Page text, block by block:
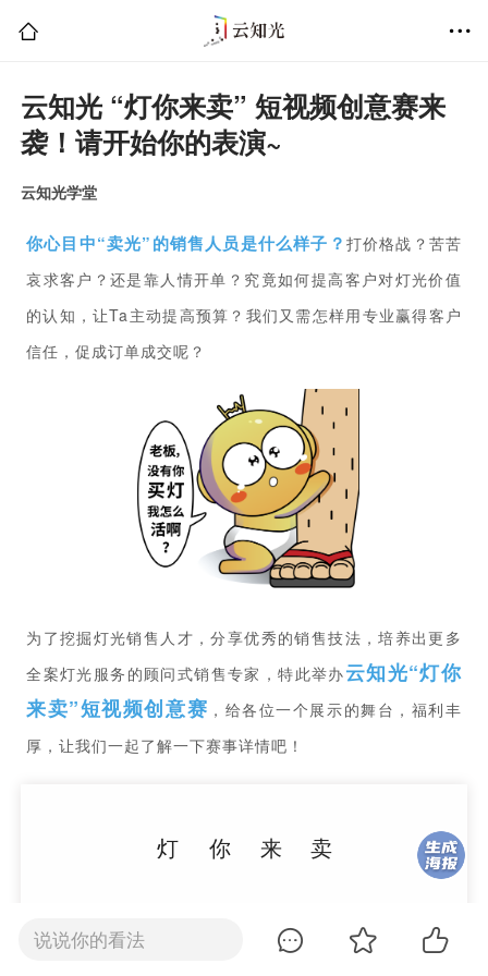
云知光 “灯你来卖” 短视频创意赛来
袭！请开始你的表演~
云知光学堂
你心目中“卖光”的销售人员是什么样子？ 打价格战？苦苦
哀求客户？还是靠人情开单？究竟如何提高客户对灯光价值
的认知，让Ta主动提高预算？我们又需怎样用专业赢得客户
信任，促成订单成交呢？
为了挖掘灯光销售人才，分享优秀的销售技法，培养出更多
全案灯光服务的顾问式销售专家，特此举办云知光“灯你
来卖”短视频创意赛 ，给各位一个展示的舞台，福利丰
厚，让我们一起了解一下赛事详情吧！
灯 你 来 卖
说说你的看法